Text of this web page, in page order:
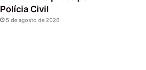
Polícia Civil
5 de agosto de 2026